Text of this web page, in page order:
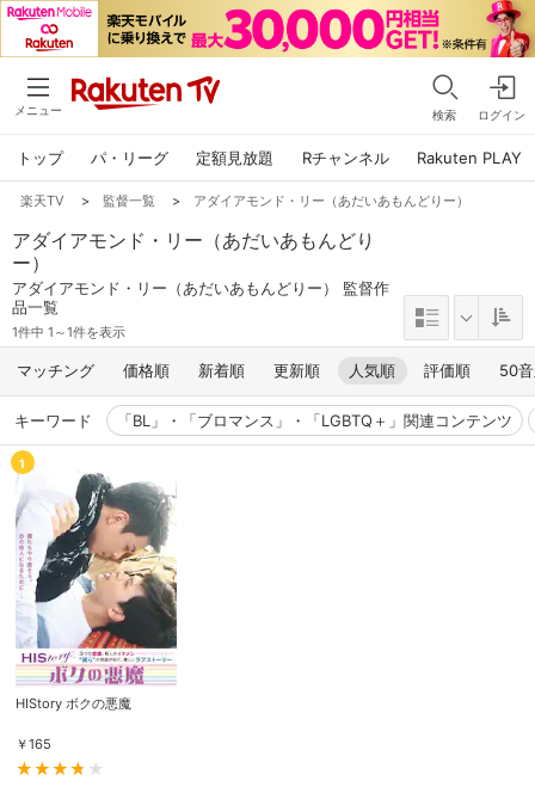
メニュー 検索 ログイン
トップ パ・リーグ 定額見放題 Rチャンネル Rakuten PLAY
楽天TV > 監督一覧 > アダイアモンド・リー（あだいあもんどりー）
アダイアモンド・リー（あだいあもんどり
ー）
アダイアモンド・リー（あだいあもんどりー） 監督作
品一覧
1件中 1～1件を表示
マッチング 価格順 新着順 更新順 人気順 評価順 50
キーワード 「BL」・「ブロマンス」・「LGBTQ＋」関連コンテンツ
1
HIStory ボクの悪魔
￥165